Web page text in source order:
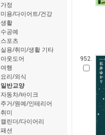
가정
미용/다이어트/건강
생활
수공예
스포츠
실용/취미/생활 기타
아웃도어
여행
요리/외식
일반교양
자동차/바이크
주거/원예/인테리어
취미
캘린더/다이어리
패션
952.